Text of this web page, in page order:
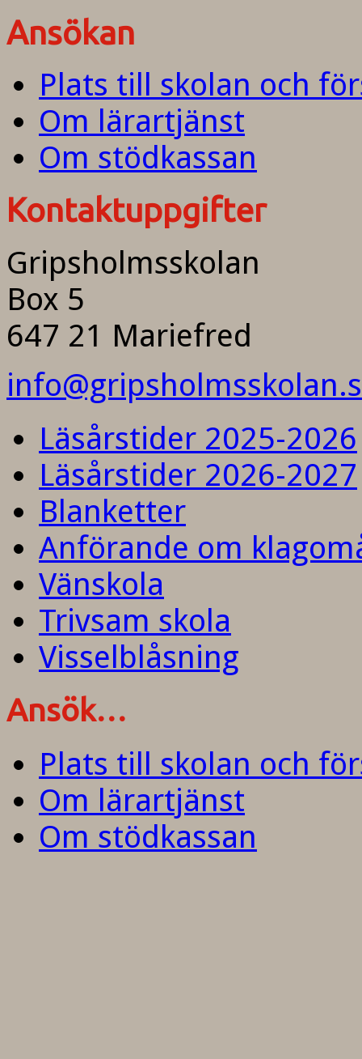
Ansökan
Plats till skolan och
Om lärartjänst
Om stödkassan
Kontaktuppgifter
Gripsholmsskolan
Box 5
647 21 Mariefred
Läsårstider 2025-2026
Läsårstider 2026-2027
Blanketter
Anförande om
Vänskola
Trivsam skola
Visselblåsning
Ansök…
Plats till skolan och
Om lärartjänst
Om stödkassan